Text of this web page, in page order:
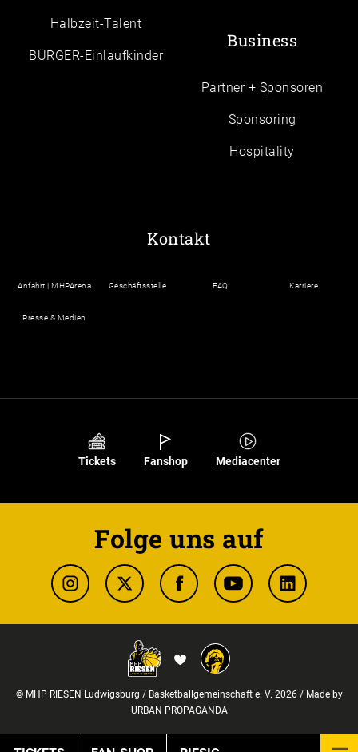
Halbzeit-Talent
BÜRGER-Einlaufkinder
Business
Partner + Sponsoren
Sponsoring
Hospitality
Kontakt
Anfahrt | MHPArena Geschäftsstelle FAQ Karriere
Presse & Medien
Tickets Fanshop Mediacenter
Folge uns auf
© MHP RIESEN Ludwigsburg / Basketballgemeinschaft e. V. 2026 / Made by
URBAN PROPAGANDA